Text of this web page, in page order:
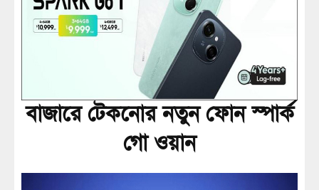
বাজারে টেকনোর নতুন ফোন স্পার্ক
গো ওয়ান